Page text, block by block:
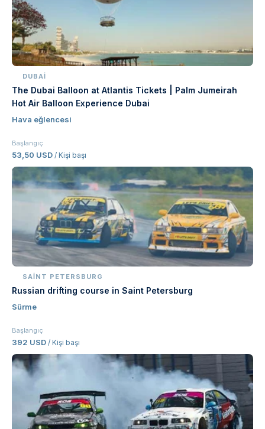
DUBAI
The Dubai Balloon at Atlantis Tickets | Palm Jumeirah
Hot Air Balloon Experience Dubai
Hava eğlencesi
Başlangıç
53,50 USD / Kişi başı
SAINT PETERSBURG
Russian drifting course in Saint Petersburg
Sürme
Başlangıç
392 USD / Kişi başı